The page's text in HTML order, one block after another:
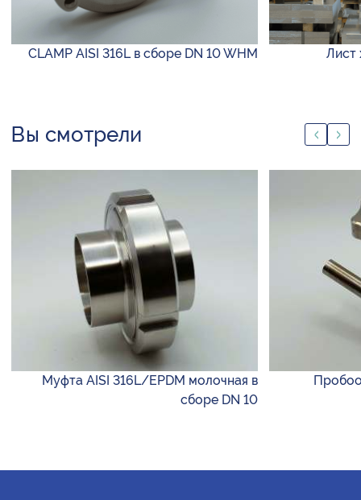
CLAMP AISI 316L в сборе DN 10 WHM Лист
Вы смотрели
Муфта AISI 316L/EPDM молочная в
сборе DN 10